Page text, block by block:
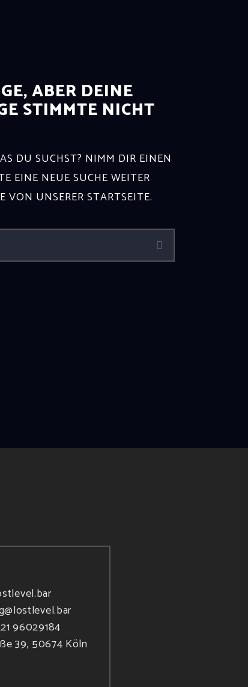
ABER DEINE
STIMMTE NICHT
DU SUCHST? NIMM DIR EINEN
EINE NEUE SUCHE WEITER
VON UNSERER STARTSEITE.
96029184
39, 50674 Köln